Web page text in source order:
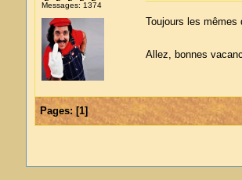
Messages: 1374
Toujours les
Allez, bonnes
Pages:[1]